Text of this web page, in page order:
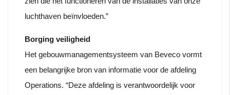
luchthaven beïnvloeden.”
Borging veiligheid
Het gebouwmanagementsysteem van Beveco vormt
een belangrijke bron van informatie voor de afdeling
Operations. “Deze afdeling is verantwoordelijk voor